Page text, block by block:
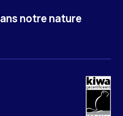
notre nature